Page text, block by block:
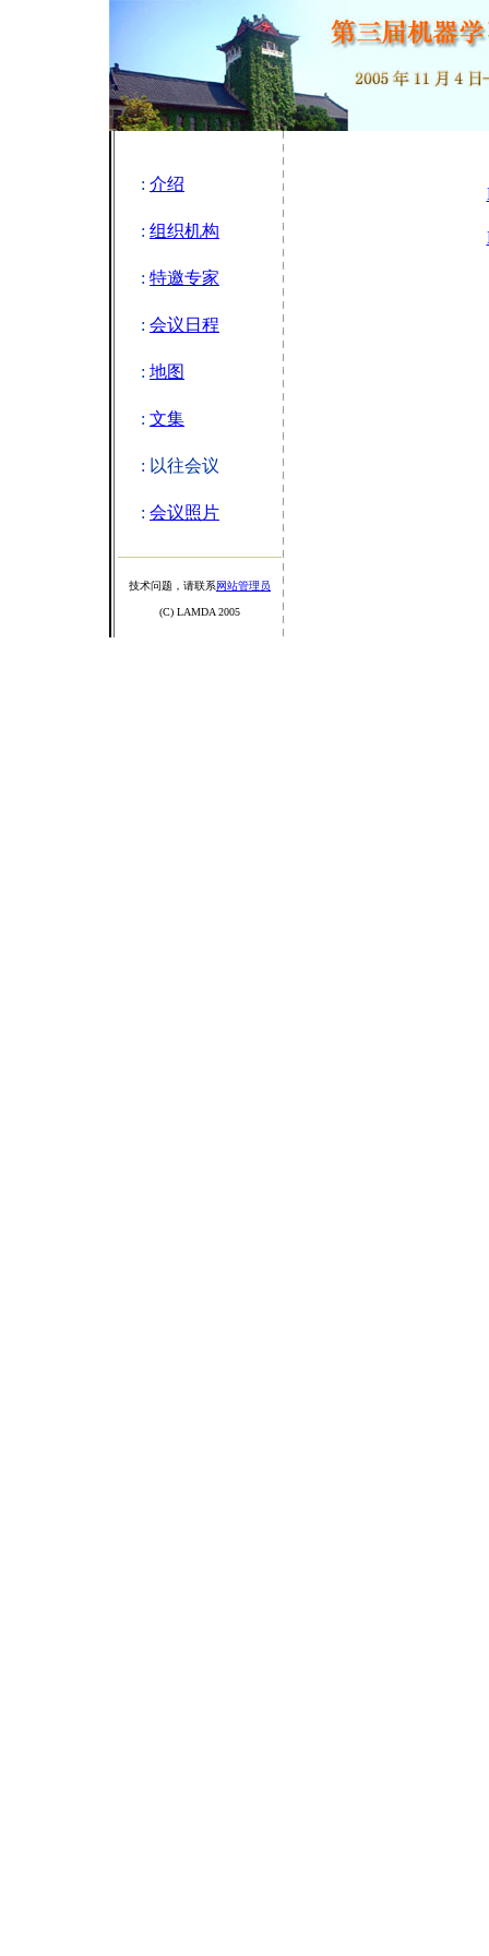
: 介绍
: 组织机构
: 特邀专家
: 会议日程
: 地图
: 文集
: 以往会议
: 会议照片
技术问题，请联系网站管理员
(C) LAMDA 2005